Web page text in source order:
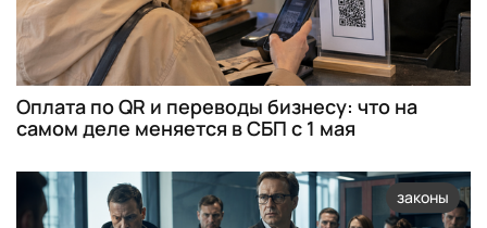
Оплата по QR и переводы бизнесу: что на
самом деле меняется в СБП с 1 мая
законы